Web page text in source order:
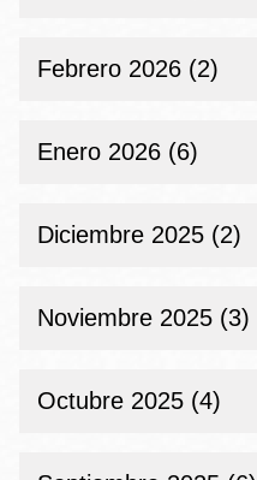
Febrero 2026 (2)
Enero 2026 (6)
Diciembre 2025 (2)
Noviembre 2025 (3)
Octubre 2025 (4)